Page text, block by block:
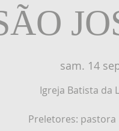
sam. 14
Igreja Batista da
Preletores: pastora